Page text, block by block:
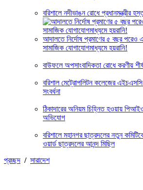
বরিশালে নদীভাঙন রোধে প্রধানমন্ত্রীর
আদালতে নির্দোষ প্রমাণের ৫ বছর পরেও
সামাজিক যোগাযোগমাধ্যমে হয়রানি!
বাউফলে অপসাংবাদিকতা রোধে করণীয়
বরিশাল মেট্রোপলিটন কলেজের এইচএসসি
সংবর্ধনা
ঠিকাদারের অনিয়ম চিহ্নিত হওয়ায়
অভিযোগ
বরিশালে মহানগর ছাত্রদলের নতুন
ওয়ার্ড ছাত্রদলের আনন্দ মিছিল
প্রচ্ছদ / সারাদেশ